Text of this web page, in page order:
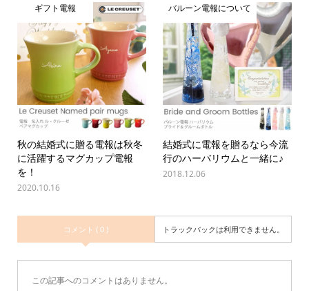
ギフト電報
秋の結婚式に贈る電報は秋冬
に活躍するマグカップ電報
を！
2020.10.16
バルーン電報について
結婚式に電報を贈るなら今流
行のハーバリウムと一緒に♪
2018.12.06
コメント ( 0 ) トラックバックは利用できません。
この記事へのコメントはありません。